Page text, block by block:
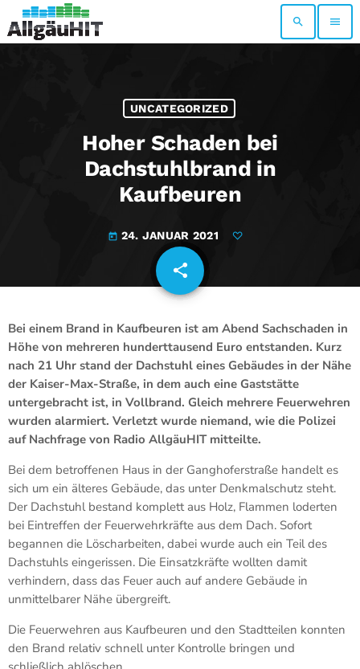
search menu
UNCATEGORIZED
Hoher Schaden bei
Dachstuhlbrand in
Kaufbeuren
today 24. JANUAR 2021
share
email
Bei einem Brand in Kaufbeuren ist am Abend Sachschaden in
Höhe von mehreren hunderttausend Euro entstanden. Kurz
nach 21 Uhr stand der Dachstuhl eines Gebäudes in der Nähe
der Kaiser-Max-Straße, in dem auch eine Gaststätte
untergebracht ist, in Vollbrand. Gleich mehrere Feuerwehren
wurden alarmiert. Verletzt wurde niemand, wie die Polizei
auf Nachfrage von Radio AllgäuHIT mitteilte.
Bei dem betroffenen Haus in der Ganghoferstraße handelt es
sich um ein älteres Gebäude, das unter Denkmalschutz steht.
Der Dachstuhl bestand komplett aus Holz, Flammen loderten
bei Eintreffen der Feuerwehrkräfte aus dem Dach. Sofort
begannen die Löscharbeiten, dabei wurde auch ein Teil des
Dachstuhls eingerissen. Die Einsatzkräfte wollten damit
verhindern, dass das Feuer auch auf andere Gebäude in
unmittelbarer Nähe übergreift.
Die Feuerwehren aus Kaufbeuren und den Stadtteilen konnten
den Brand relativ schnell unter Kontrolle bringen und